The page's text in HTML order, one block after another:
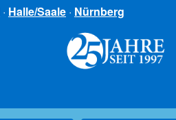
· Halle/Saale · Nürnberg